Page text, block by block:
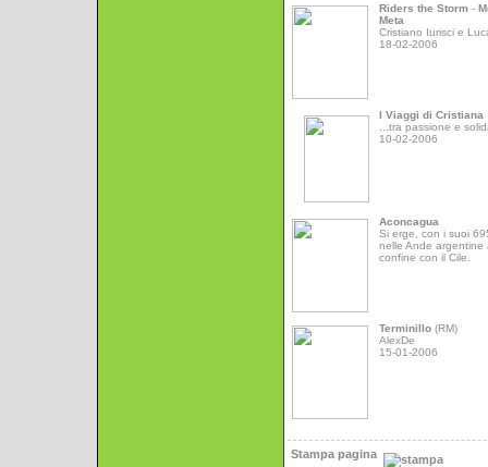
Riders the Storm -
Meta
Cristiano Iurisci e
18-02-2006
I Viaggi di Cristiana
...tra passione e
10-02-2006
Aconcagua
Si erge, con i suoi
nelle Ande argentine
confine con il Cile.
Terminillo (RM)
AlexDe
15-01-2006
Stampa pagina